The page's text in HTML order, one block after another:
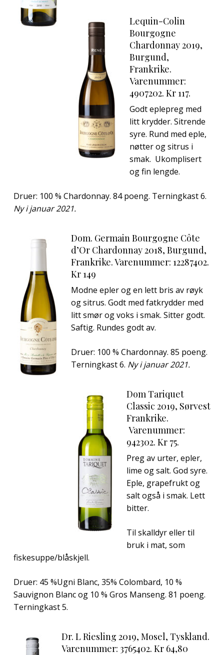
Lequin-Colin
Bourgogne
Chardonnay 2019,
Burgund,
Frankrike.
Varenummer:
4907202. Kr 117.
Godt eplepreg med
litt krydder. Sitrende
syre. Rund med eple,
nøtter og sitrus i
smak. Ukomplisert
og fin lengde.
Druer: 100 % Chardonnay. 84 poeng. Terningkast 6.
Ny i januar 2021.
Dom. Germain Bourgogne Côte
d’Or Chardonnay 2018, Burgund,
Frankrike. Varenummer: 12287402.
Kr 149
Modne epler og en lett bris av røyk
og sitrus. Godt med fatkrydder med
litt smør og voks i smak. Sitter godt.
Saftig. Rundes godt av.
Druer: 100 % Chardonnay. 85 poeng.
Terningkast 6. Ny i januar 2021.
Dom Tariquet
Classic 2019, Sørvest
Frankrike.
Varenummer:
942302. Kr 75.
Preg av urter, epler,
lime og salt. God syre.
Eple, grapefrukt og
salt også i smak. Lett
bitter.
Til skalldyr eller til
bruk i mat, som
fiskesuppe/blåskjell.
Druer: 45 %Ugni Blanc, 35% Colombard, 10 %
Sauvignon Blanc og 10 % Gros Manseng. 81 poeng.
Terningkast 5.
Dr. L Riesling 2019, Mosel, Tyskland.
Varenummer: 3765402. Kr 64,80